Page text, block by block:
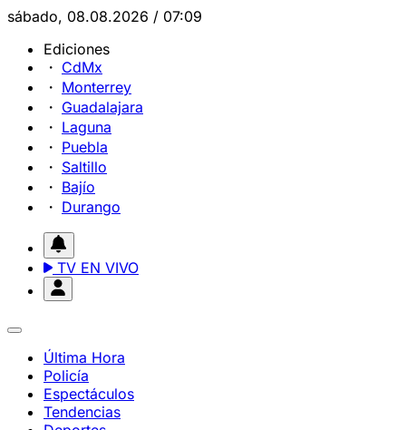
sábado, 08.08.2026 / 07:09
Ediciones
CdMx
Monterrey
Guadalajara
Laguna
Puebla
Saltillo
Bajío
Durango
TV EN VIVO
Última Hora
Policía
Espectáculos
Tendencias